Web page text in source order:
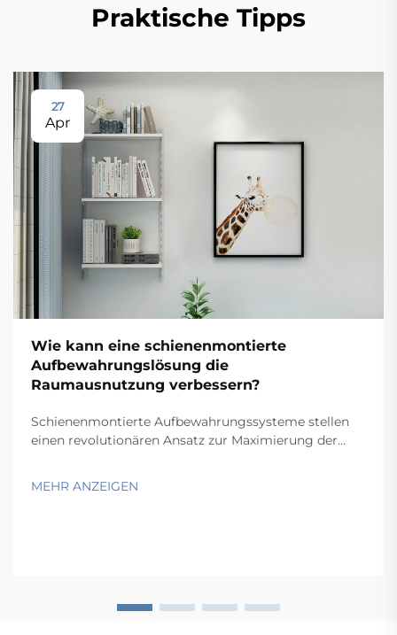
Praktische Tipps
27
Apr
Wie kann eine schienenmontierte
Aufbewahrungslösung die
Raumausnutzung verbessern?
Schienenmontierte Aufbewahrungssysteme stellen
einen revolutionären Ansatz zur Maximierung der
Schienensysteme, die bewegliche
MEHR ANZEIGEN